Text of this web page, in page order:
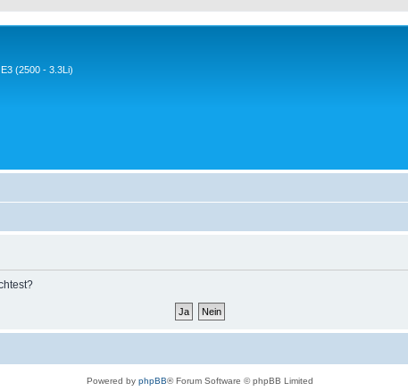
(2500 - 3.3Li)
Powered by phpBB® Forum Software © phpBB Limited